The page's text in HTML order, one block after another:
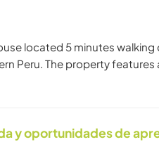
located 5 minutes
Peru. The property
y oportunidades de